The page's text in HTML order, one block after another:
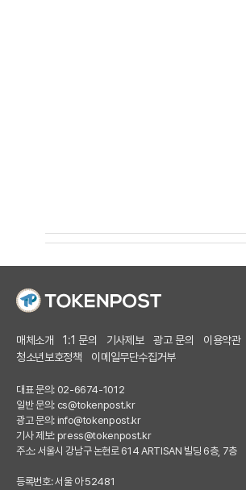
매체소개 1:1 문의 기사제보 광고 문의 이용약관
청소년보호정책
이메일무단수집거부
대표 문의: 02-6674-1012
일반 문의: cs@tokenpost.kr
광고 문의: info@tokenpost.kr
기사 제보: press@tokenpost.kr
주소: 서울시 강남구 논현로 614 ARTISAN 빌딩 6층, 7층
등록번호: 서울 아 52481